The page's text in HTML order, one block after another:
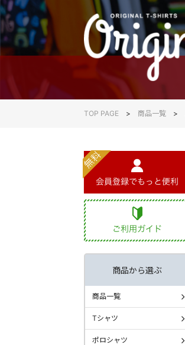
TOP PAGE 商品一覧
商品から選ぶ
商品一覧
Tシャツ
ポロシャツ